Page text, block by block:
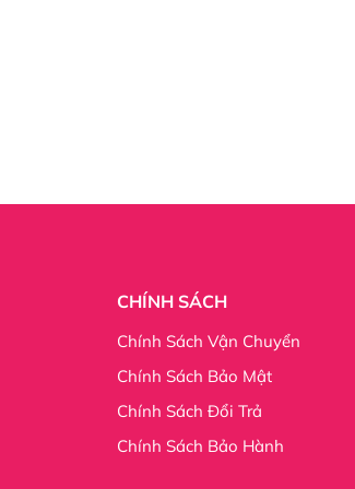
CHÍNH SÁCH
Chính Sách Vận Chuyển
Chính Sách Bảo Mật
Chính Sách Đổi Trả
Chính Sách Bảo Hành